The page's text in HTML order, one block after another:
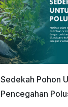
Sedekah Pohon
Pencegahan